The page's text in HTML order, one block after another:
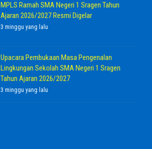
MPLS Ramah SMA Negeri 1 Sragen Tahun
Ajaran 2026/2027 Resmi Digelar
3 minggu yang lalu
Upacara Pembukaan Masa Pengenalan
Lingkungan Sekolah SMA Negeri 1 Sragen
Tahun Ajaran 2026/2027
3 minggu yang lalu